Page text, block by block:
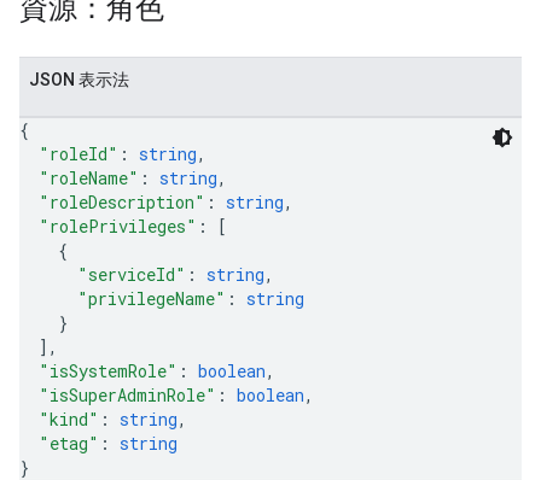
資源：角色
JSON 表示法
{
"roleId" : string,
"roleName" : string,
"roleDescription" : string,
"rolePrivileges" :
[
{
"serviceId" : string,
"privilegeName" : string
}
] ,
"isSystemRole" : boolean,
"isSuperAdminRole" : boolean,
"kind" : string,
"etag" : string
}